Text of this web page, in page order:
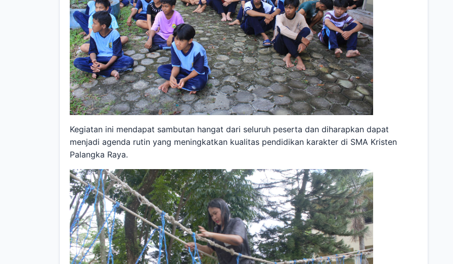
Kegiatan ini mendapat sambutan hangat dari seluruh peserta dan diharapkan dapat
menjadi agenda rutin yang meningkatkan kualitas pendidikan karakter di SMA Kristen
Palangka Raya.